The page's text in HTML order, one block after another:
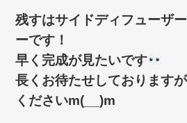
残すはサイドディフューザ
ーです！
早く完成が見たいです
長くお待たせしております
くださいm(__)m